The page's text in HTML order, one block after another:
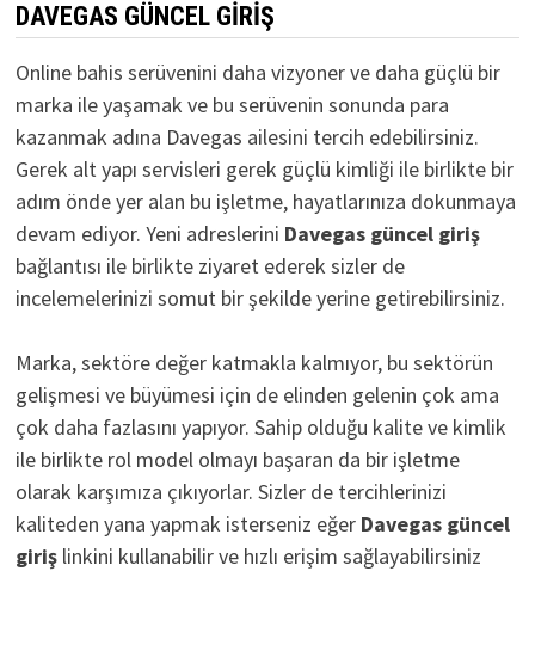
DAVEGAS GÜNCEL GIRIŞ
Online bahis serüvenini daha vizyoner ve daha güçlü bir
marka ile yaşamak ve bu serüvenin sonunda para
kazanmak adına Davegas ailesini tercih edebilirsiniz.
Gerek alt yapı servisleri gerek güçlü kimliği ile birlikte bir
adım önde yer alan bu işletme, hayatlarınıza dokunmaya
devam ediyor. Yeni adreslerini Davegas güncel giriş
bağlantısı ile birlikte ziyaret ederek sizler de
incelemelerinizi somut bir şekilde yerine getirebilirsiniz.
Marka, sektöre değer katmakla kalmıyor, bu sektörün
gelişmesi ve büyümesi için de elinden gelenin çok ama
çok daha fazlasını yapıyor. Sahip olduğu kalite ve kimlik
ile birlikte rol model olmayı başaran da bir işletme
olarak karşımıza çıkıyorlar. Sizler de tercihlerinizi
kaliteden yana yapmak isterseniz eğer Davegas güncel
giriş linkini kullanabilir ve hızlı erişim sağlayabilirsiniz